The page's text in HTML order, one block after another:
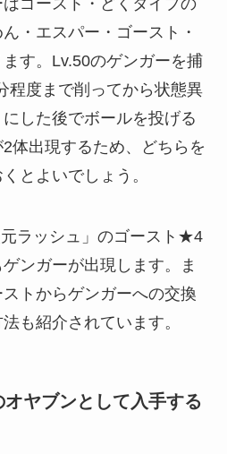
・エスパー・ゴースト・
す。Lv.50のゲンガーを捕
程度まで削ってから状態異
した後でボールを投げる
体出現するため、どちらを
とよいでしょう。
ラッシュ」のゴースト★4
ンガーが出現します。ま
トからゲンガーへの交換
も紹介されています。
ヤブンとして入手する